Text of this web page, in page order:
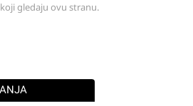
gledaju ovu stranu.